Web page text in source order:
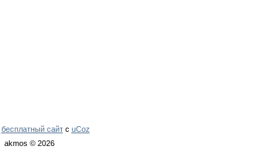
бесплатный сайтс uCoz
akmos © 2026